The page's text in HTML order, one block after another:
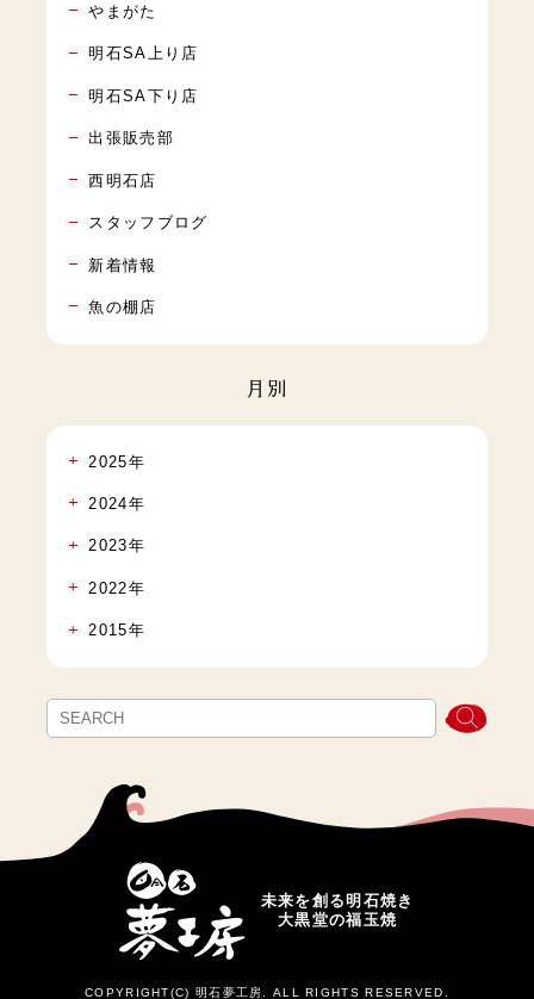
やまがた
明石SA上り店
明石SA下り店
出張販売部
西明石店
スタッフブログ
新着情報
魚の棚店
月別
2025年
2024年
2023年
2022年
2015年
未来を創る明石焼き
大黒堂の福玉焼
COPYRIGHT(C) 明石夢工房. ALL RIGHTS RESERVED.